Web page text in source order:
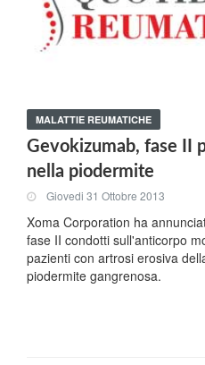
MALATTIE REUMATICHE
Gevokizumab, fase II
nella piodermite
Giovedi 31 Ottobre 2013
Xoma Corporation ha
fase II condotti sull'anticorpo
pazienti con artrosi erosiva
piodermite gangrenosa.